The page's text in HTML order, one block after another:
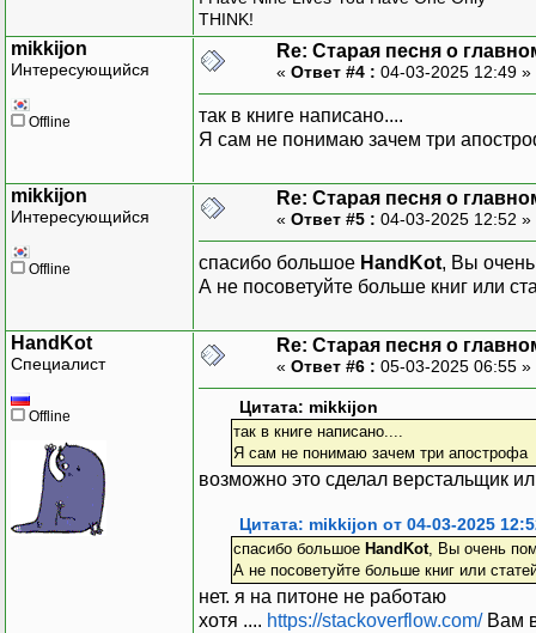
CreateEmployeeData()
sys.exit(0)
THINK!
mikkijon
Интересующийся
Offline
Re: Старая песня о
« Ответ #4 : 04-03-2025 12:49 »
так в книге написано....
Я сам не понимаю зачем три
mikkijon
Интересующийся
Offline
Re: Старая песня о
« Ответ #5 : 04-03-2025 12:52 »
спасибо большое HandKot, Вы
А не посоветуйте больше книг или
HandKot
Специалист
Offline
Re: Старая песня о
« Ответ #6 : 05-03-2025 06:55 »
Цитата: mikkijon
так в книге написано....
Я сам не понимаю зачем три апострофа
возможно это сделал верстальщик
Цитата: mikkijon от 04-03-2025
спасибо большое HandKot, Вы очень
А не посоветуйте больше книг или
нет. я на питоне не работаю
хотя .... https://stackoverflow.com/Вам в